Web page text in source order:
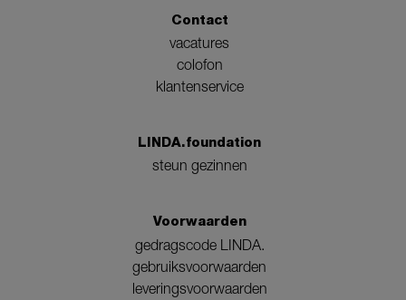
Contact
vacatures
colofon
klantenservice
LINDA.foundation
steun gezinnen
Voorwaarden
gedragscode LINDA.
gebruiksvoorwaarden
leveringsvoorwaarden